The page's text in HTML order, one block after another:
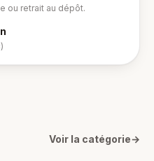
ou retrait au dépôt.
Voir la catégorie→